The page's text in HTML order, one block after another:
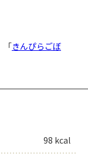
「きんぴらごぼ
98 kcal